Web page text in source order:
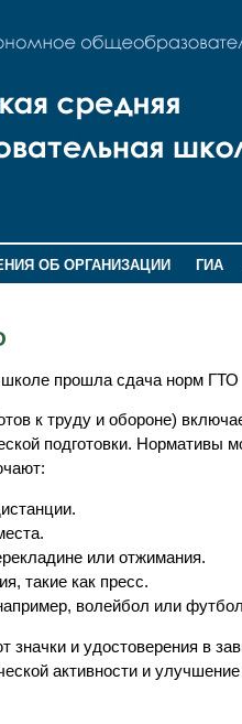
ОБ ОРГАНИЗАЦИИ ГИА
прошла сдача норм ГТО
к труду и обороне)
подготовки. Нормативы
или отжимания.
такие как пресс.
волейбол или
значки и удостоверения в
активности и